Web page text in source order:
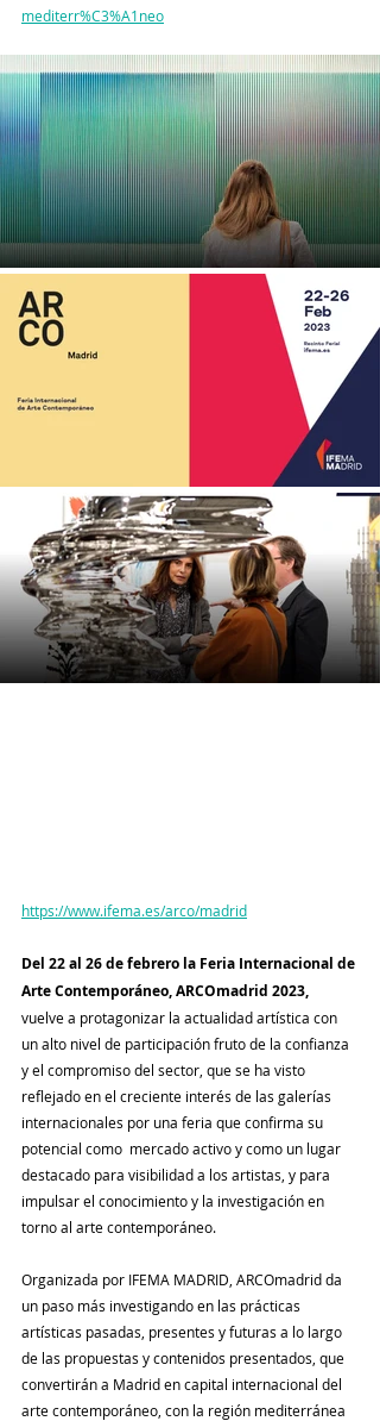
mediterr%C3%A1neo
https://www.ifema.es/arco/madrid
Del 22 al 26 de febrero la Feria Internacional de
Arte Contemporáneo, ARCOmadrid 2023,
vuelve a protagonizar la actualidad artística con
un alto nivel de participación fruto de la confianza
y el compromiso del sector, que se ha visto
reflejado en el creciente interés de las galerías
internacionales por una feria que confirma su
potencial como  mercado activo y como un lugar
destacado para visibilidad a los artistas, y para
impulsar el conocimiento y la investigación en
torno al arte contemporáneo.
Organizada por IFEMA MADRID, ARCOmadrid da
un paso más investigando en las prácticas
artísticas pasadas, presentes y futuras a lo largo
de las propuestas y contenidos presentados, que
convertirán a Madrid en capital internacional del
arte contemporáneo, con la región mediterránea